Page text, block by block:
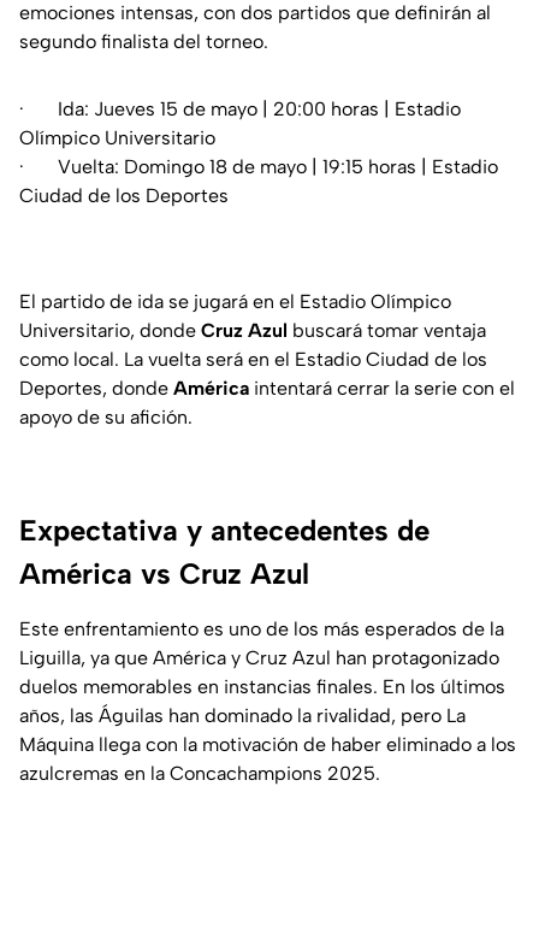
emociones intensas, con dos partidos que definirán al
segundo finalista del torneo.
· Ida: Jueves 15 de mayo | 20:00 horas | Estadio
Olímpico Universitario
· Vuelta: Domingo 18 de mayo | 19:15 horas | Estadio
Ciudad de los Deportes
El partido de ida se jugará en el Estadio Olímpico
Universitario, donde Cruz Azul buscará tomar ventaja
como local. La vuelta será en el Estadio Ciudad de los
Deportes, donde América intentará cerrar la serie con el
apoyo de su afición.
Expectativa y antecedentes de
América vs Cruz Azul
Este enfrentamiento es uno de los más esperados de la
Liguilla, ya que América y Cruz Azul han protagonizado
duelos memorables en instancias finales. En los últimos
años, las Águilas han dominado la rivalidad, pero La
Máquina llega con la motivación de haber eliminado a los
azulcremas en la Concachampions 2025.